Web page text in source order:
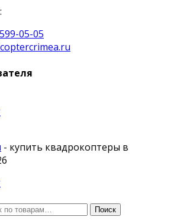
05-05
- купить квадрокоптеры в
Поиск